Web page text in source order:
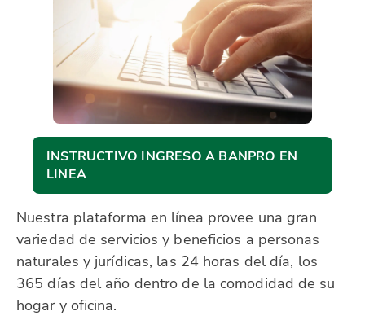
Nuestra plataforma en línea provee una gran
variedad de servicios y beneficios a personas
naturales y jurídicas, las 24 horas del día, los
365 días del año dentro de la comodidad de su
hogar y oficina.
INSTRUCTIVO INGRESO A BANPRO EN
LINEA